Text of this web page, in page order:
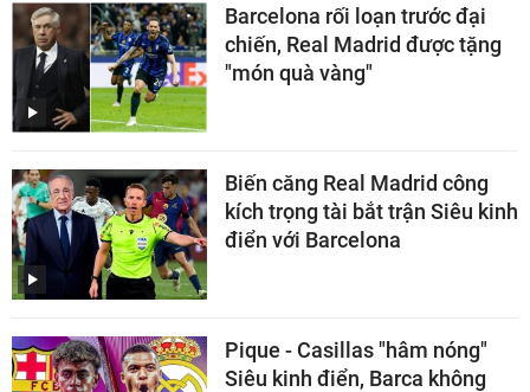
Barcelona rối loạn trước đại
chiến, Real Madrid được tặng
"món quà vàng"
Biến căng Real Madrid công
kích trọng tài bắt trận Siêu kinh
điển với Barcelona
Pique - Casillas "hâm nóng"
Siêu kinh điển, Barca không